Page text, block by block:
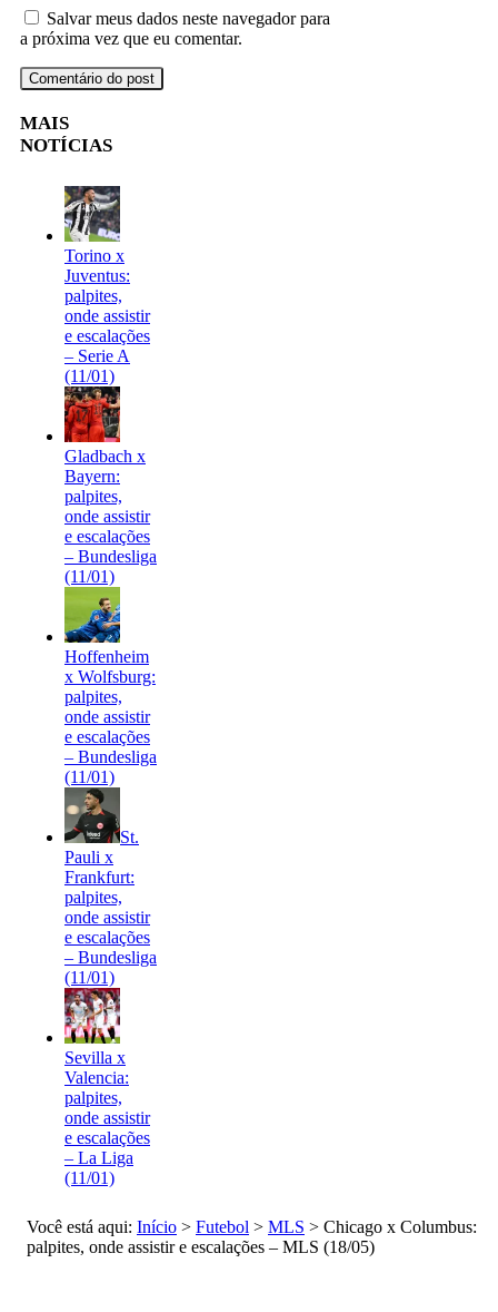
Salvar meus dados neste navegador para
a próxima vez que eu comentar.
MAIS
NOTÍCIAS
Torino x
Juventus:
palpites,
onde assistir
e escalações
– Serie A
(11/01)
Gladbach x
Bayern:
palpites,
onde assistir
e escalações
– Bundesliga
(11/01)
Hoffenheim
x Wolfsburg:
palpites,
onde assistir
e escalações
– Bundesliga
(11/01)
St.
Pauli x
Frankfurt:
palpites,
onde assistir
e escalações
– Bundesliga
(11/01)
Sevilla x
Valencia:
palpites,
onde assistir
e escalações
– La Liga
(11/01)
Você está aqui: Início > Futebol > MLS > Chicago x Columbus:
palpites, onde assistir e escalações – MLS (18/05)